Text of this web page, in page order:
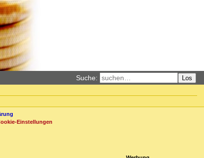
Suche: Los
Einstellungen